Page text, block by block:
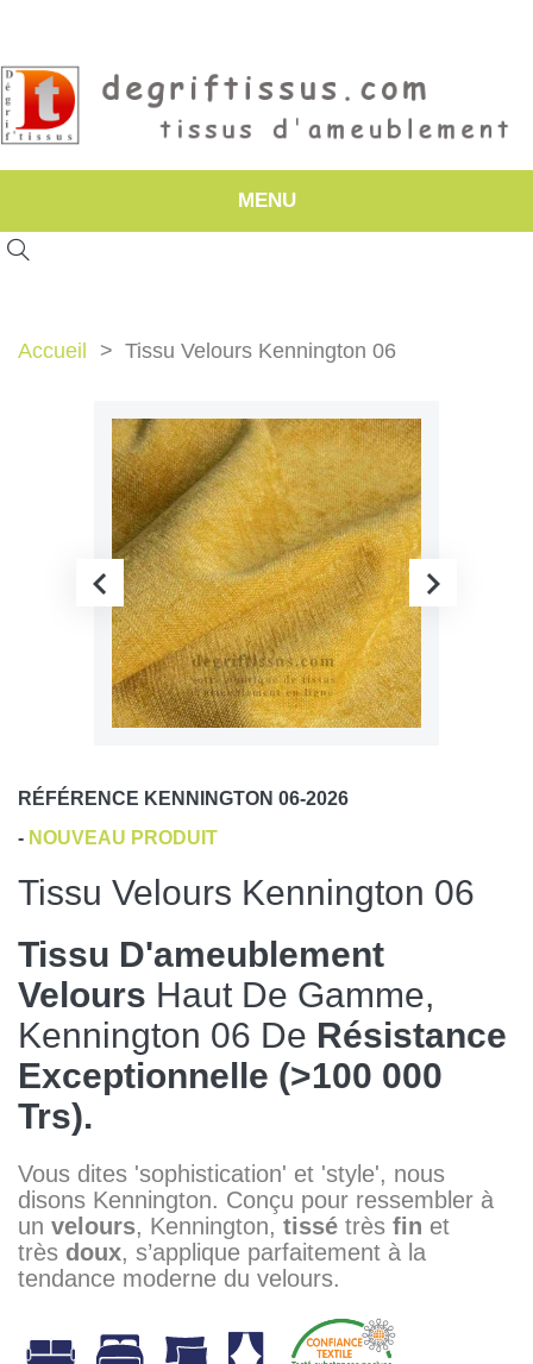
MENU
Accueil Tissu Velours Kennington 06
RÉFÉRENCE KENNINGTON 06-2026
- NOUVEAU PRODUIT
Tissu Velours Kennington 06
Tissu D'ameublement
Velours Haut De Gamme,
Kennington 06 De Résistance
Exceptionnelle (>100 000
Trs).
Vous dites 'sophistication' et 'style', nous
disons Kennington. Conçu pour ressembler à
un velours, Kennington, tissé très fin et
très doux, s’applique parfaitement à la
tendance moderne du velours.